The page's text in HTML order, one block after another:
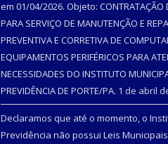
em 01/04/2026. Objeto: CONTRATAÇÃO
PARA SERVIÇO DE MANUTENÇÃO E
PREVENTIVA E CORRETIVA DE
EQUIPAMENTOS PERIFÉRICOS PARA
NECESSIDADES DO INSTITUTO
PREVIDÊNCIA DE PORTE/PA. 1 de abril
Declaramos que até o momento, o
Previdência não possui Leis